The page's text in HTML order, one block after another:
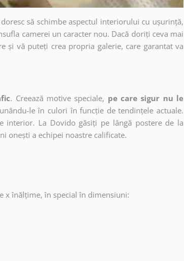
să schimbe aspectul interiorului cu ușurință,
camerei un caracter nou. Dacă doriți ceva mai
și vă puteți crea propria galerie, care garantat va
. Creează motive speciale, pe care sigur nu le
le în culori în funcție de tendințele actuale.
interior. La Dovido găsiți pe lângă postere de la
onești a echipei noastre calificate.
x înălțime, în special în dimensiuni: